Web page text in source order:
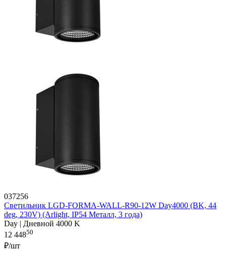
037256
Светильник LGD-FORMA-WALL-R90-12W Day4000 (BK, 44
deg, 230V) (Arlight, IP54 Металл, 3 года)
Day | Дневной 4000 K
12 44850
₽/шт